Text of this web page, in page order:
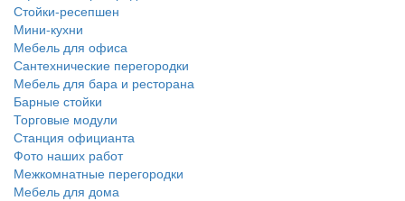
Стойки-ресепшен
Мини-кухни
Мебель для офиса
Сантехнические перегородки
Мебель для бара и ресторана
Барные стойки
Торговые модули
Станция официанта
Фото наших работ
Межкомнатные перегородки
Мебель для дома